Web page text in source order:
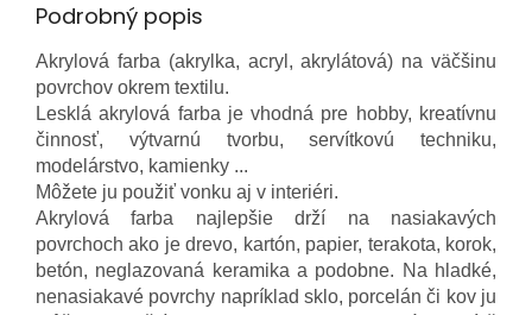
Podrobný popis
Akrylová farba (akrylka, acryl, akrylátová) na väčšinu
povrchov okrem textilu.
Lesklá akrylová farba je vhodná pre hobby, kreatívnu
činnosť, výtvarnú tvorbu, servítkovú techniku,
modelárstvo, kamienky ...
Môžete ju použiť vonku aj v interiéri.
Akrylová farba najlepšie drží na nasiakavých
povrchoch ako je drevo, kartón, papier, terakota, korok,
betón, neglazovaná keramika a podobne. Na hladké,
nenasiakavé povrchy napríklad sklo, porcelán či kov ju